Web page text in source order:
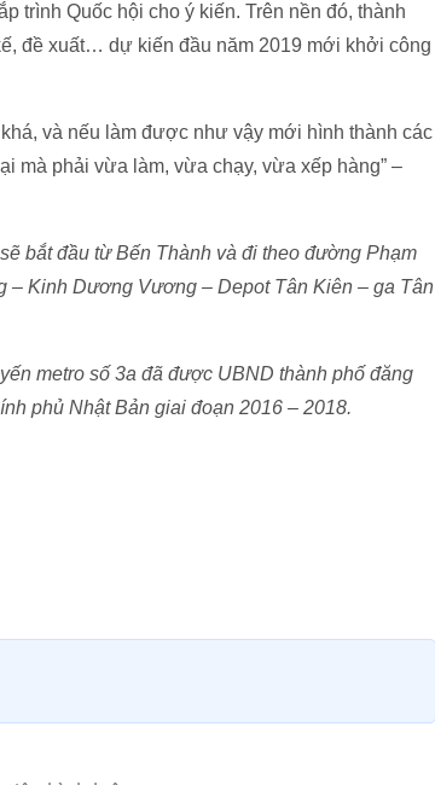
trình Quốc hội cho ý kiến. Trên nền đó, thành
đề xuất… dự kiến đầu năm 2019 mới khởi công
và nếu làm được như vậy mới hình thành các
mà phải vừa làm, vừa chạy, vừa xếp hàng” –
bắt đầu từBến Thành và đi theo đường Phạm
– Kinh Dương Vương – Depot Tân Kiên – ga Tân
metro số 3a đã được UBND thành phố đăng
phủ Nhật Bản giai đoạn 2016 – 2018.